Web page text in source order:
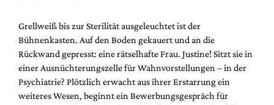
Podcast
Service
Shop / Abo
Newsletter
Grellweiß bis zur Sterilität ausgeleuchtet ist der
Bühnenkasten. Auf den Boden gekauert und an die
Rückwand gepresst: eine rätselhafte Frau. Justine! Sitzt sie in
einer Ausnüchterungszelle für Wahnvorstellungen – in der
Psychiatrie? Plötzlich erwacht aus ihrer Erstarrung ein
weiteres Wesen, beginnt ein Bewerbungsgespräch für